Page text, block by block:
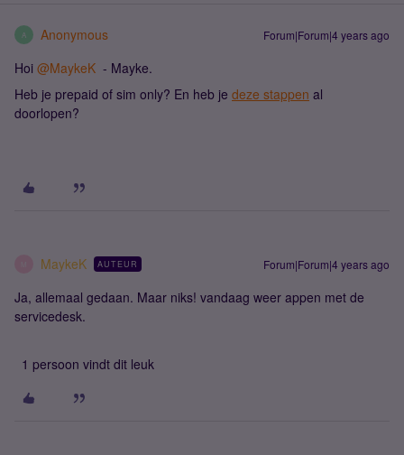
A Anonymous Forum|Forum|4 years ago
Hoi @MaykeK - Mayke.
Heb je prepaid of sim only? En heb je deze stappen al
doorlopen?
MaykeK AUTEUR Forum|Forum|4 years ago
Ja, allemaal gedaan. Maar niks! vandaag weer appen met de
servicedesk.
1 persoon vindt dit leuk